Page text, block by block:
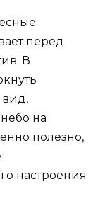
перед
В
на
полезно,
настроения